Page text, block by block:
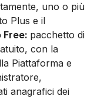
uno o più
Plus e il
pacchetto di
con la
Piattaforma e
anagrafici dei